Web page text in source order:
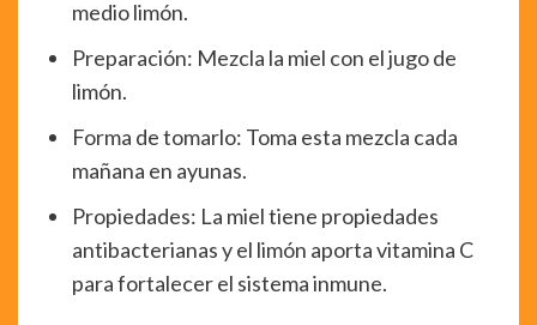
medio limón.
Preparación: Mezcla la miel con el jugo de
limón.
Forma de tomarlo: Toma esta mezcla cada
mañana en ayunas.
Propiedades: La miel tiene propiedades
antibacterianas y el limón aporta vitamina C
para fortalecer el sistema inmune.